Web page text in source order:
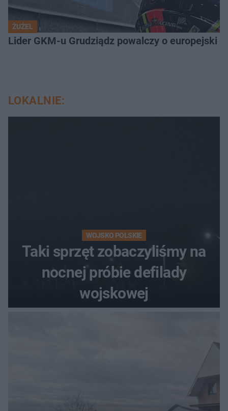
ŻUŻEL
Lider GKM-u Grudziądz powalczy o europejski
LOKALNIE:
WOJSKO POLSKIE
Taki sprzęt zobaczyliśmy na
nocnej próbie defilady
wojskowej